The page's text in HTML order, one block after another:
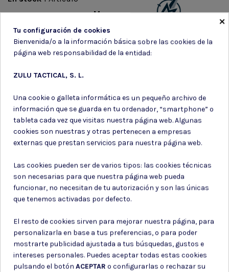
Marca
Suscríbete a nuestro boletín
información de contacto en el aviso legal.
Consiento el uso de mis datos para los fines indicados en la
Política de privacidad
Consiento el uso de mis datos personales para recibir publicidad
de su entidad.
×
Tu configuración de cookies
Bienvenida/o a la información básica sobre las cookies de la
página web responsabilidad de la entidad:
ZULU TACTICAL, S. L.
Una cookie o galleta informática es un pequeño archivo de
información que se guarda en tu ordenador, “smartphone” o
tableta cada vez que visitas nuestra página web. Algunas
cookies son nuestras y otras pertenecen a empresas
externas que prestan servicios para nuestra página web.
Las cookies pueden ser de varios tipos: las cookies técnicas
son necesarias para que nuestra página web pueda
funcionar, no necesitan de tu autorización y son las únicas
que tenemos activadas por defecto.
El resto de cookies sirven para mejorar nuestra página, para
personalizarla en base a tus preferencias, o para poder
mostrarte publicidad ajustada a tus búsquedas, gustos e
intereses personales. Puedes aceptar todas estas cookies
pulsando el botón ACEPTAR o configurarlas o rechazar su